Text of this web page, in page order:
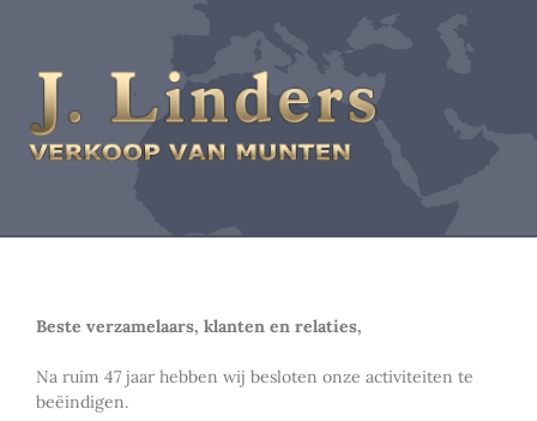
Beste verzamelaars, klanten en relaties,
Na ruim 47 jaar hebben wij besloten onze activiteiten te
beëindigen.